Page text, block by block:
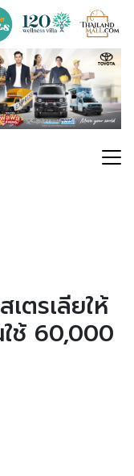
ตรเลียให้
ช้ 60,000